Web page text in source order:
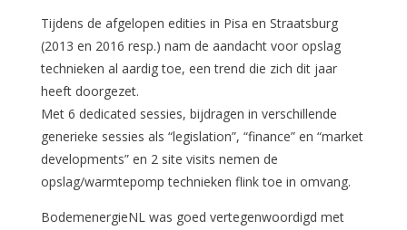
Tijdens de afgelopen edities in Pisa en Straatsburg
(2013 en 2016 resp.) nam de aandacht voor opslag
technieken al aardig toe, een trend die zich dit jaar
heeft doorgezet.
Met 6 dedicated sessies, bijdragen in verschillende
generieke sessies als “legislation”, “finance” en “market
developments” en 2 site visits nemen de
opslag/warmtepomp technieken flink toe in omvang.
BodemenergieNL was goed vertegenwoordigd met